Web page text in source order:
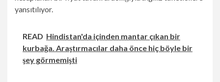
yansıtılıyor.
READ Hindistan'da içinden mantar çıkan bir
kurbağa. Araştırmacılar daha önce hiç böyle bir
şey görmemişti